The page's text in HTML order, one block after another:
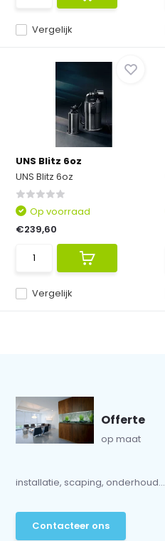
Vergelijk
UNS Blitz 6oz
UNS Blitz 6oz
Vergelijk
Op voorraad
€239,60
Offerte
op maat
installatie, scaping, onderhoud...
Contacteer ons